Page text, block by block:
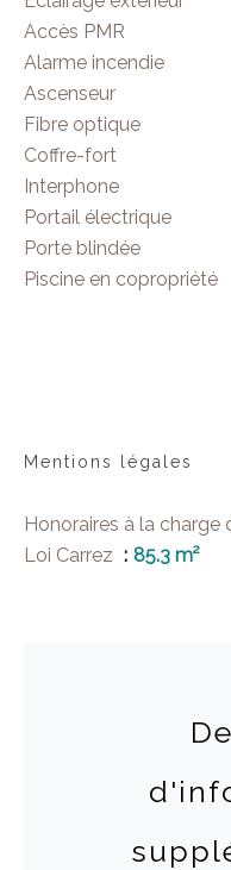
Accès PMR
Alarme incendie
Ascenseur
Fibre optique
Coffre-fort
Interphone
Portail électrique
Porte blindée
Piscine en copropriété
Mentions légales
Honoraires à la charge
Loi Carrez
85.3 m²